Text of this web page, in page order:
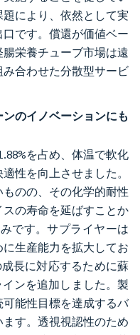
により、依然として実
です。償還が価値ベー
栄養チューブ市場は遠
合わせた分散型サービ
のイノベーションにも
を占め、体温で軟化
性を向上させました。
のの、その化学的耐性
の寿命を延ばすことか
です。サプライヤーは
生産能力を拡大してお
長に対応するために蘇
ンを追加しました。製
能性目標を達成するバ
す。透視視認性のため